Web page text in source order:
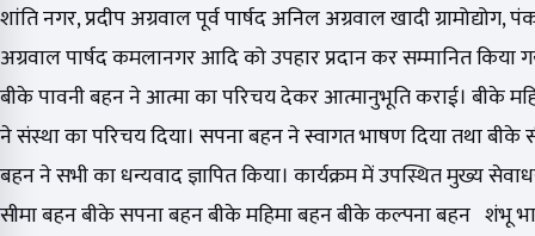
शांति नगर, प्रदीप अग्रवाल पूर्व पार्षद अनिल अग्रवाल खादी ग्रामोद्योग,
अग्रवाल पार्षद कमलानगर आदि को उपहार प्रदान कर सम्मानित किया
बीके पावनी बहन ने आत्मा का परिचय देकर आत्मानुभूति कराई। बीके
ने संस्था का परिचय दिया। सपना बहन ने स्वागत भाषण दिया तथा बीके
बहन ने सभी का धन्यवाद ज्ञापित किया। कार्यक्रम में उपस्थित मुख्य
सीमा बहन बीके सपना बहन बीके महिमा बहन बीके कल्पना बहन शंभू